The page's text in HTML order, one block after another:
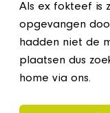
Als ex fokteef is
opgevangen
hadden niet de
plaatsen dus
home via ons.